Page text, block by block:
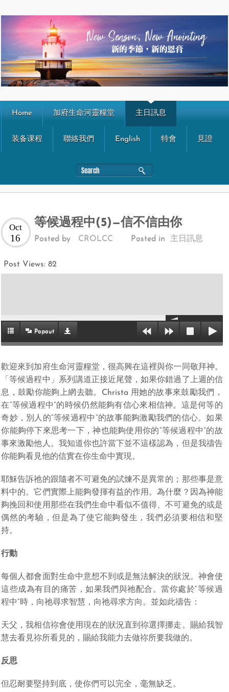
Home 加府生命河靈糧堂 主日訊息
装备课程 聯絡我們 English 特會 見證
等候過程中(5)—信不信由你
Oct
16 Posted by CROLCC Posted in 主日訊息
Post Views: 82
Popout
歡迎來到加府生命河靈糧堂，很高興在這裡與你一同敬拜神。
「等候過程中」系列講道正接近尾聲，如果你錯過了上週的信
息，鼓勵你能夠上網去聽。Christa 用她的故事來鼓勵我們，
在“等候過程中”的時候仍然能夠有信心來相信神。這是何等的
奇妙，別人的“等候過程中”的故事能夠激勵我們的信心。如果
你能夠停下來思考一下，神也能夠使用你的“等候過程中”的故
事來激勵他人。我知道你也許當下並不這樣認為，但是我禱告
你能夠看見他的信實在你生命中實現。
耶穌告訴祂的跟隨者不可避免的試煉不是異常的；那些事是意
料中的。它們實際上能夠發揮有益的作用。為什麼？因為神能
夠挽回和使用那些在我們生命中看似不值得、不可避免的或是
偶然的考驗，但是為了使它能夠發生，我們必須要相信和堅
持。
行動
每個人都會面對生命中意想不到或是無法解決的狀況。神會使
這些成為有目的痛苦，如果我們與祂配合。當你處於“等候過
程中”時，向祂尋求智慧，向祂尋求方向。並如此禱告：
天父，我相信祢會使用現在的狀況直到祢選擇挪走。賜給我智
慧去看見祢所看見的，賜給我能力去做祢所要我做的。
反思
但忍耐要堅持到底，使你們可以完全，毫無缺乏。